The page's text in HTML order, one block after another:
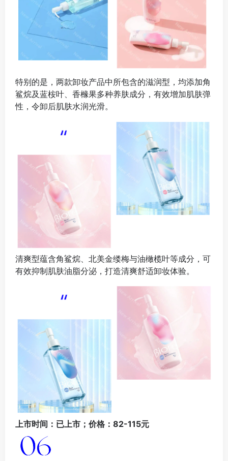
特别的是，两款卸妆产品中所包含的滋润型，均添加角
鲨烷及蓝桉叶、香橼果多种养肤成分，有效增加肌肤弹
性，令卸后肌肤水润光滑。
清爽型蕴含角鲨烷、北美金缕梅与油橄榄叶等成分，可
有效抑制肌肤油脂分泌，打造清爽舒适卸妆体验。
上市时间：已上市；价格：82-115元